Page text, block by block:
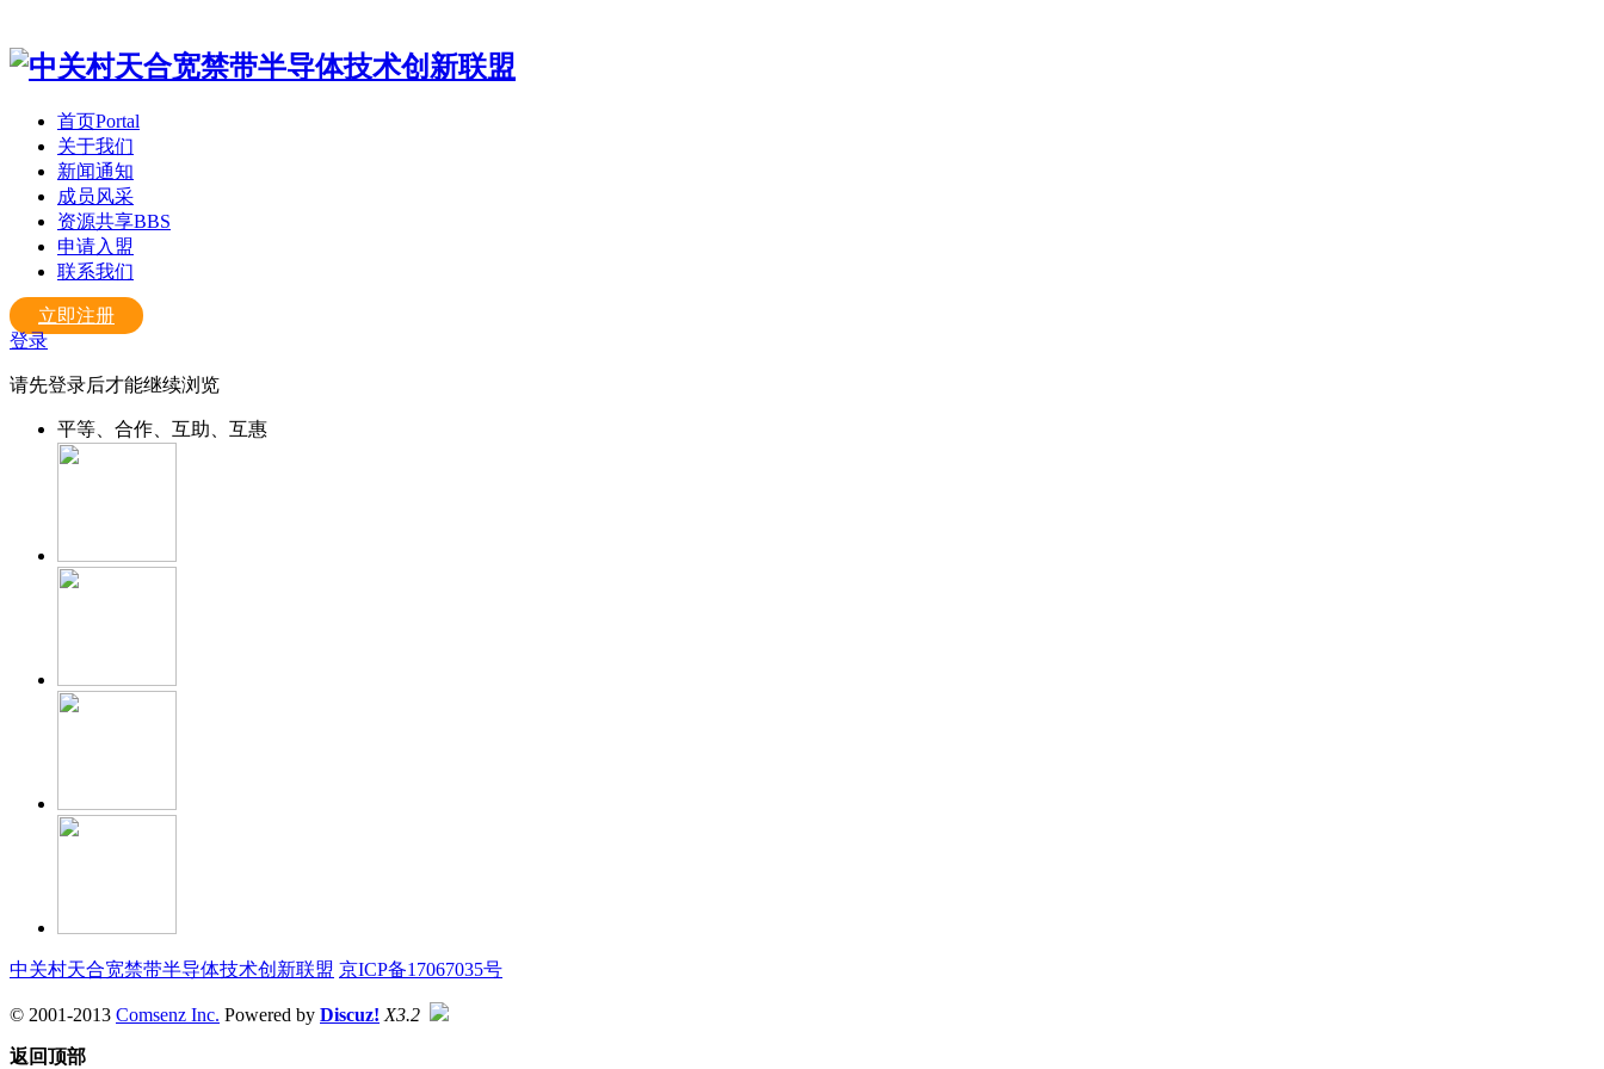
首页Portal
关于我们
新闻通知
成员风采
资源共享BBS
申请入盟
联系我们
立即注册
登录
请先登录后才能继续浏览
平等、合作、互助、互惠
中关村天合宽禁带半导体技术创新联盟 京ICP备17067035号
© 2001-2013 Comsenz Inc. Powered by Discuz! X3.2
返回顶部